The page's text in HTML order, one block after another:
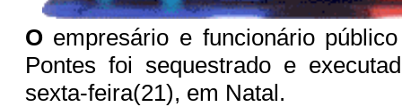
O empresário e funcionário
Pontes foi sequestrado e
sexta-feira(21), em Natal.